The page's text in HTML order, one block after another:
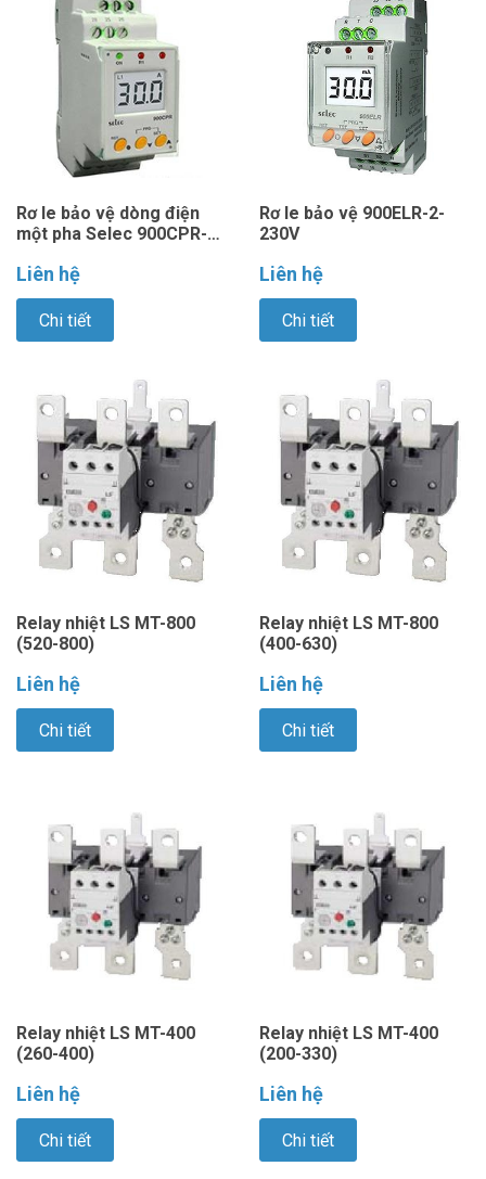
Rơ le bảo vệ dòng điện
một pha Selec 900CPR-1-
Liên hệ
Chi tiết
Rơ le bảo vệ 900ELR-2-
230V
Liên hệ
Chi tiết
Relay nhiệt LS MT-800
(520-800)
Liên hệ
Chi tiết
Relay nhiệt LS MT-800
(400-630)
Liên hệ
Chi tiết
Relay nhiệt LS MT-400
(260-400)
Liên hệ
Chi tiết
Relay nhiệt LS MT-400
(200-330)
Liên hệ
Chi tiết